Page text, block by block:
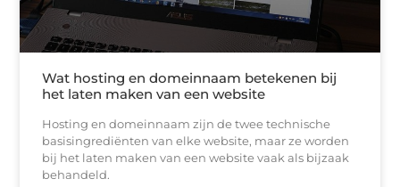
Wat hosting en domeinnaam betekenen bij
het laten maken van een website
Hosting en domeinnaam zijn de twee technische
basisingrediënten van elke website, maar ze worden
bij het laten maken van een website vaak als bijzaak
behandeld.